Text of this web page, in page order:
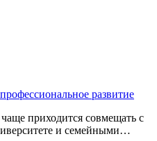
развитие
приходится совмещать с
и семейными…